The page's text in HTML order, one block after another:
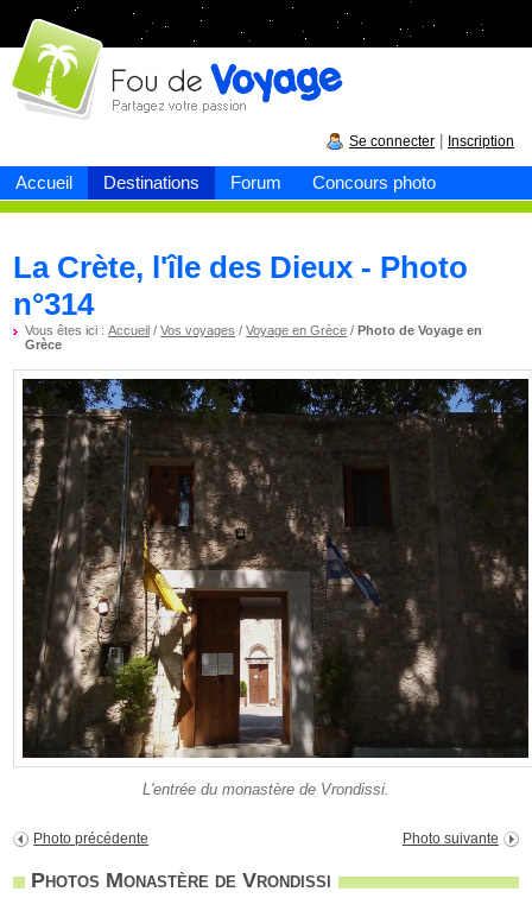
Accueil Destinations Forum Concours photo
Fou devoyage
Se connecter Inscription
La Crète, l'île des Dieux - Photo
n°314
Vous êtes ici :Accueil /Vos voyages /Voyage en Grèce /Photo de Voyage en
Grèce
L'entrée du monastère de Vrondissi.
Photo précédente Photo suivante
Photos Monastère de Vrondissi